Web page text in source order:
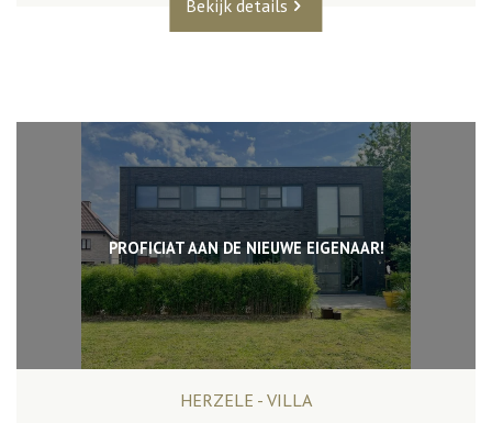
Bekijk details
PROFICIAT AAN DE NIEUWE EIGENAAR!
267 m² 4 2
HERZELE - VILLA